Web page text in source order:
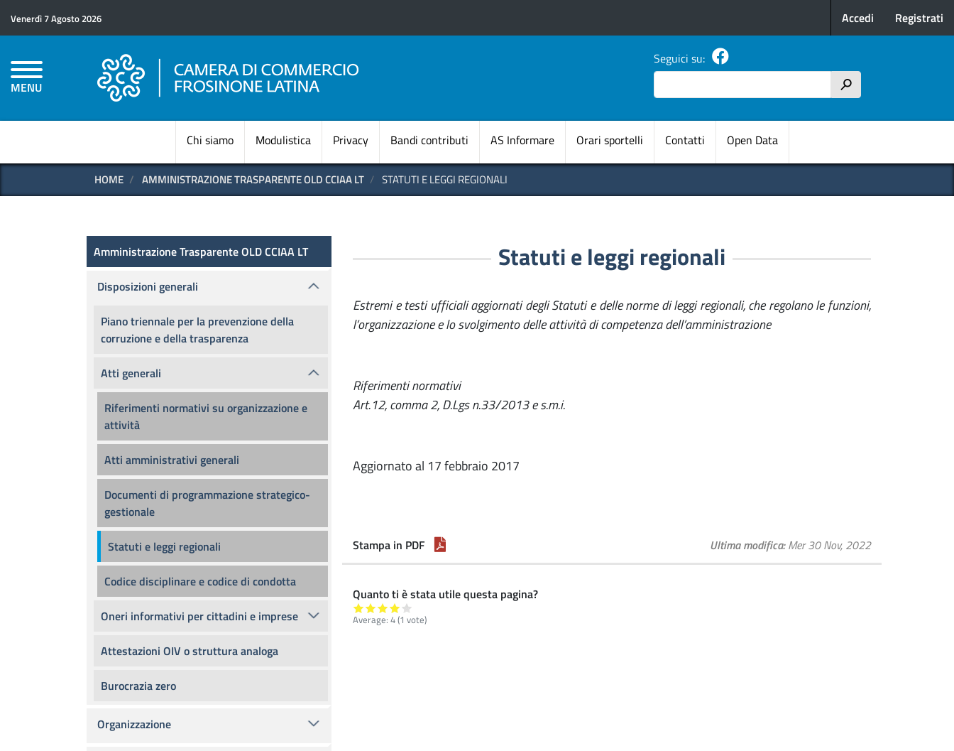
Venerdì 7 Agosto 2026 Menu profilo
Accedi Registrati
MENU
Seguici su:
Cerca
h
Navigazione principale
Chi siamo Modulistica Privacy Bandi contributi AS Informare Orari sportelli Contatti Open Data
HOME AMMINISTRAZIONE TRASPARENTE OLD CCIAA LT STATUTI E LEGGI REGIONALI
Statuti e leggi regionali
Estremi e testi ufficiali aggiornati degli Statuti e delle norme di leggi regionali, che regolano le funzioni,
l’organizzazione e lo svolgimento delle attività di competenza dell’amministrazione
Riferimenti normativi
Art.12, comma 2, D.Lgs n.33/2013 e s.m.i.
Aggiornato al 17 febbraio 2017
Stampa in PDF Ultima modifica Mer 30 Nov, 2022
Quanto ti è stata utile questa pagina?
Average: 4(1 vote)
Amministrazione Trasparente OLD
Amministrazione Trasparente OLD CCIAA LT
Disposizioni generali
Piano triennale per la prevenzione della
corruzione e della trasparenza
Atti generali
Riferimenti normativi su organizzazione e
attività
Atti amministrativi generali
Documenti di programmazione strategico-
gestionale
Statuti e leggi regionali
Codice disciplinare e codice di condotta
Oneri informativi per cittadini e imprese
Attestazioni OIV o struttura analoga
Burocrazia zero
Organizzazione